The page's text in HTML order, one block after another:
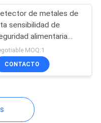
de
y
de metales de
sensibilidad de
alimentaria
productos de latas
metal con
Escáner
MOQ:1
CONTACTO